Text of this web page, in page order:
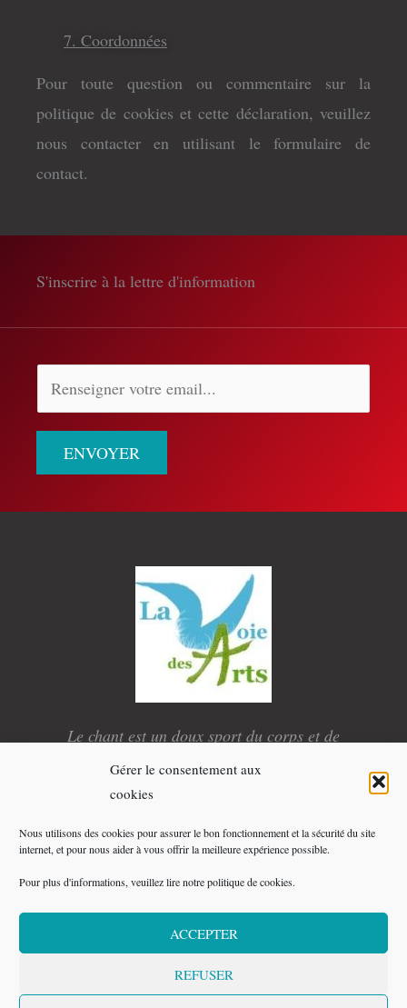
Gérer le consentement aux
cookies
Nous utilisons des cookies pour assurer le bon fonctionnement et la sécurité du site
internet, et pour nous aider à vous offrir la meilleure expérience possible.
Pour plus d'informations, veuillez lire notre politique de cookies.
ACCEPTER
REFUSER
7. Coordonnées
Pour toute question ou commentaire sur la
politique de cookies et cette déclaration, veuillez
nous contacter en utilisant le formulaire de
contact.
S'inscrire à la lettre d'information
ENVOYER
Le chant est un doux sport du corps et de
l’esprit.
E
n
l
o
e
d
t
u
b
i
t
r
Mentions légales